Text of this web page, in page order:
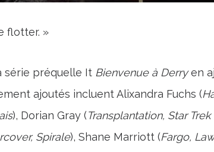
flotter. »
série préquelle It Bienvenue à Derryen
ajoutés incluent Alixandra Fuchs (
), Dorian Gray (Transplantation, Star
Spirale), Shane Marriott (Fargo,